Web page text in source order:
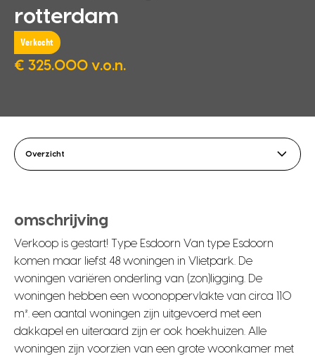
rotterdam
Verkocht
€ 325.000 v.o.n.
Overzicht
omschrijving
Verkoop is gestart! Type Esdoorn Van type Esdoorn
komen maar liefst 48 woningen in Vlietpark. De
woningen variëren onderling van (zon)ligging. De
woningen hebben een woonoppervlakte van circa 110
m². een aantal woningen zijn uitgevoerd met een
dakkapel en uiteraard zijn er ook hoekhuizen. Alle
woningen zijn voorzien van een grote woonkamer met